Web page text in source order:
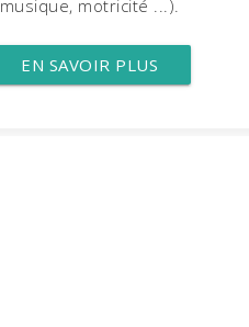
musique, motricité ...).
EN SAVOIR PLUS